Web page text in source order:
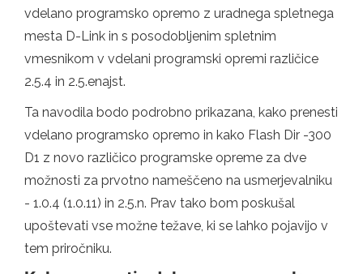
vdelano programsko opremo z uradnega spletnega
mesta D-Link in s posodobljenim spletnim
vmesnikom v vdelani programski opremi različice
2.5.4 in 2.5.enajst.
Ta navodila bodo podrobno prikazana, kako prenesti
vdelano programsko opremo in kako Flash Dir -300
D1 z novo različico programske opreme za dve
možnosti za prvotno nameščeno na usmerjevalniku
- 1.0.4 (1.0.11) in 2.5.n. Prav tako bom poskušal
upoštevati vse možne težave, ki se lahko pojavijo v
tem priročniku.